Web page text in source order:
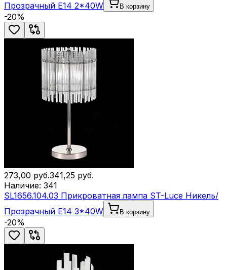
Прозрачный E14 2*40W
В корзину
-20%
273,00 руб.341,25 руб.
Наличие: 341
SL1656.104.03 Прикроватная лампа ST-Luce Никель/
Прозрачный E14 3*40W
В корзину
-20%